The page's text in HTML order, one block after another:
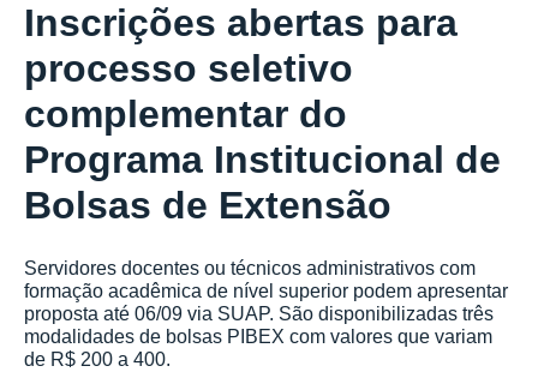
Inscrições abertas para
processo seletivo
complementar do
Programa Institucional de
Bolsas de Extensão
Servidores docentes ou técnicos administrativos com
formação acadêmica de nível superior podem apresentar
proposta até 06/09 via SUAP. São disponibilizadas três
modalidades de bolsas PIBEX com valores que variam
de R$ 200 a 400.